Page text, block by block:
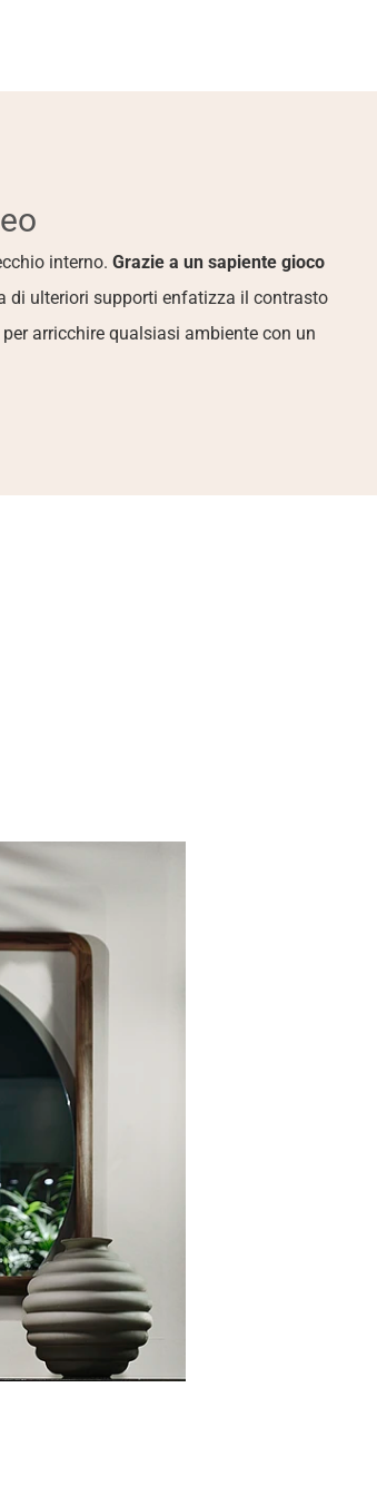
interno. Grazie a un sapiente gioco
di ulteriori supporti enfatizza il contrasto
arricchire qualsiasi ambiente con un